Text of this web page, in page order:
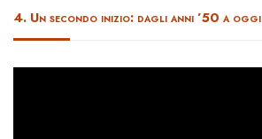
4. Un secondo inizio: dagli anni ’50 a oggi